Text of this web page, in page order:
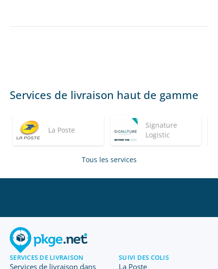
Services de livraison haut de gamme
La Poste
Signature
Logistic
Tous les services
SERVICES DE LIVRAISON
Services de livraison dans
SUIVI DES COLIS
La Poste